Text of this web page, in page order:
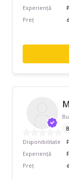
Experiență
Preț
Disponibilitate
Experiență
Preț